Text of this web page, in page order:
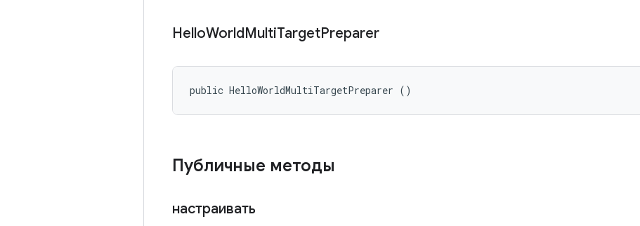
HelloWorldMultiTargetPreparer
public HelloWorldMultiTargetPreparer ()
Публичные методы
настраивать